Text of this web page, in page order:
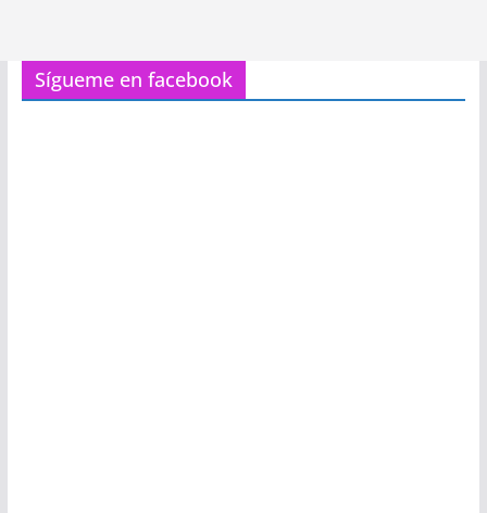
Sígueme en facebook